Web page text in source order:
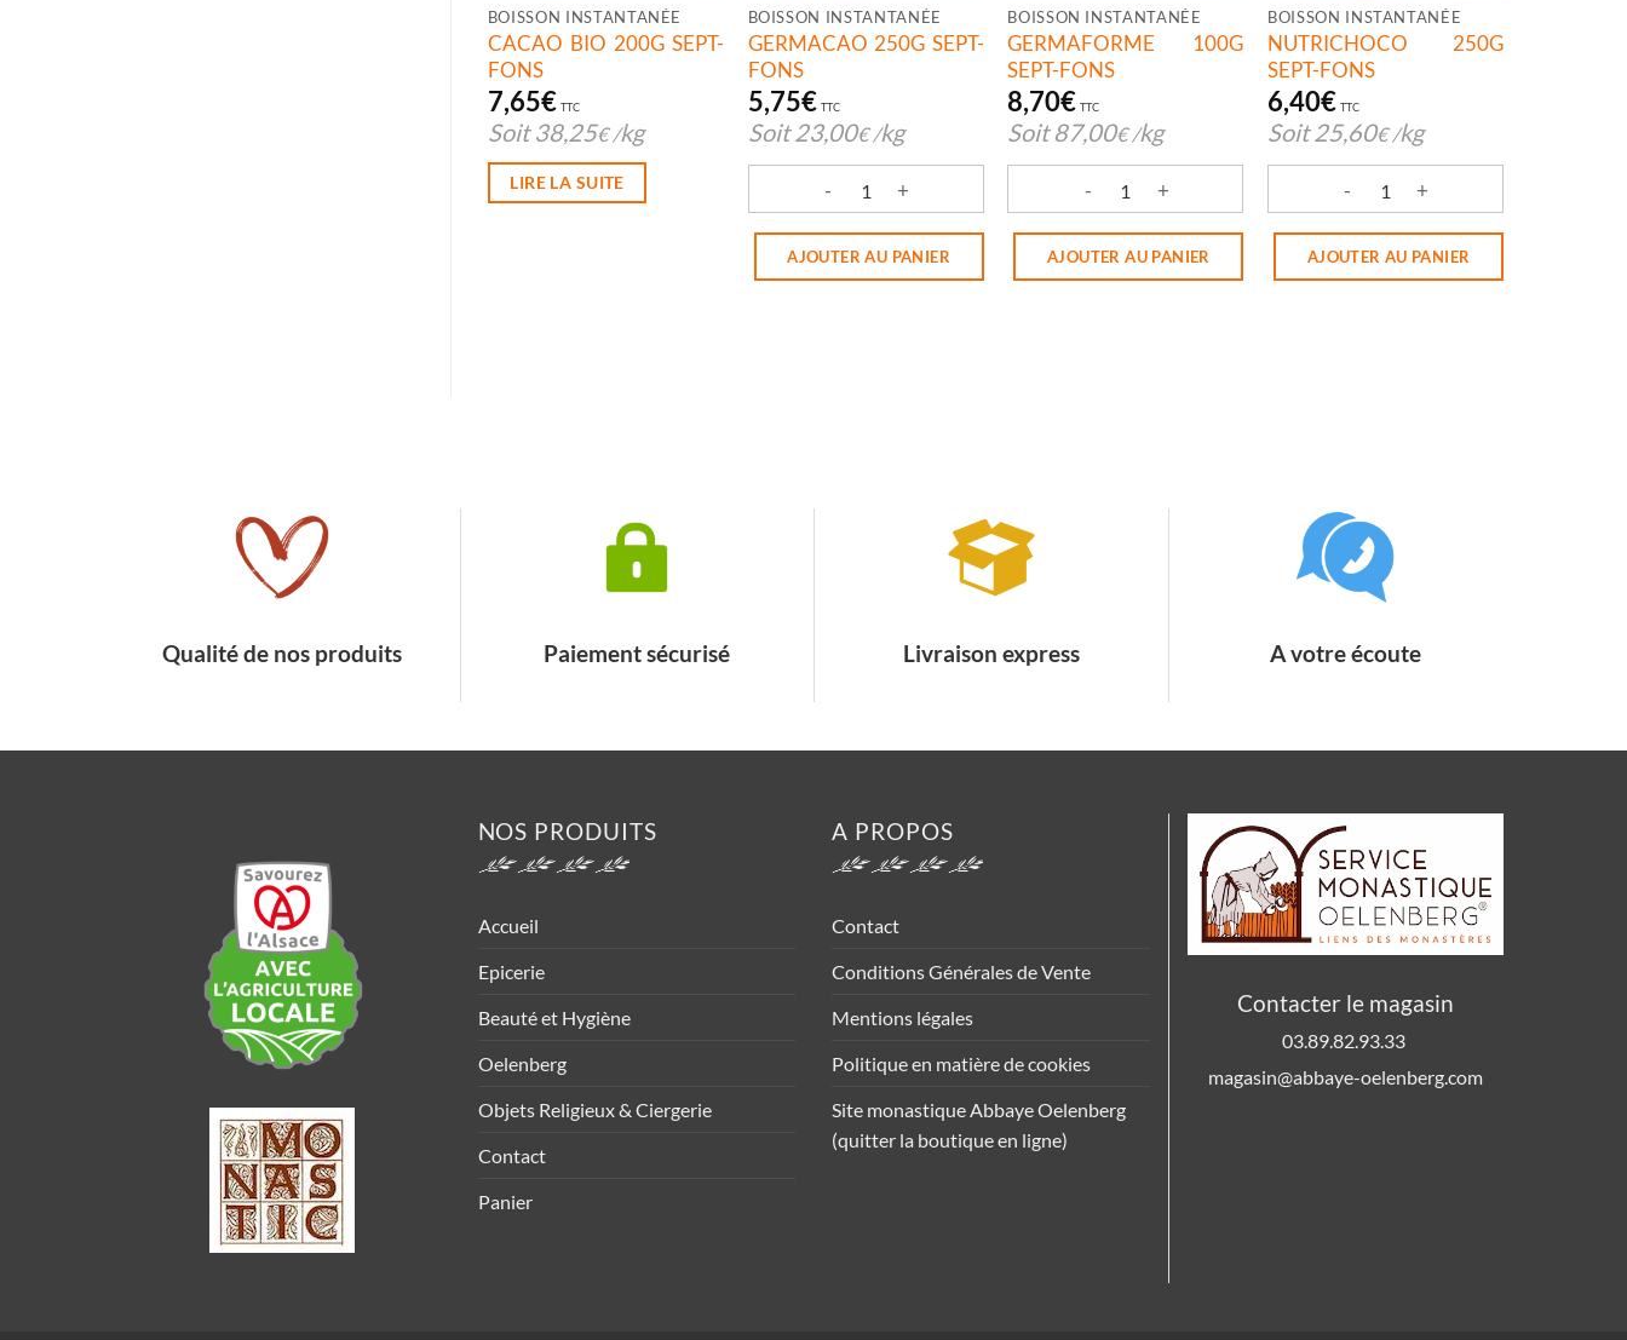
BOISSON INSTANTANÉE
CACAO BIO 200G SEPT-
FONS
7,65€ TTC
Soit 38,25€ /kg
LIRE LA SUITE
BOISSON INSTANTANÉE
GERMACAO 250G SEPT-
FONS
5,75€ TTC
Soit 23,00€ /kg
quantité de GERMACAO 250G SEPT-FONS
AJOUTER AU PANIER
BOISSON INSTANTANÉE
GERMAFORME 100G
SEPT-FONS
8,70€ TTC
Soit 87,00€ /kg
quantité de GERMAFORME 100G SEPT-FONS
AJOUTER AU PANIER
BOISSON INSTANTANÉE
NUTRICHOCO 250G
SEPT-FONS
6,40€ TTC
Soit 25,60€ /kg
quantité de NUTRICHOCO 250G SEPT-
AJOUTER AU PANIER
Qualité de nos produits Paiement sécurisé Livraison express A votre écoute
NOS PRODUITS
Accueil
Epicerie
Beauté et Hygiène
Oelenberg
Objets Religieux & Ciergerie
Contact
Panier
A PROPOS
Contact
Conditions Générales de Vente
Mentions légales
Politique en matière de cookies
Site monastique Abbaye Oelenberg
(quitter la boutique en ligne)
Contacter le magasin
03.89.82.93.33
magasin@abbaye-oelenberg.com